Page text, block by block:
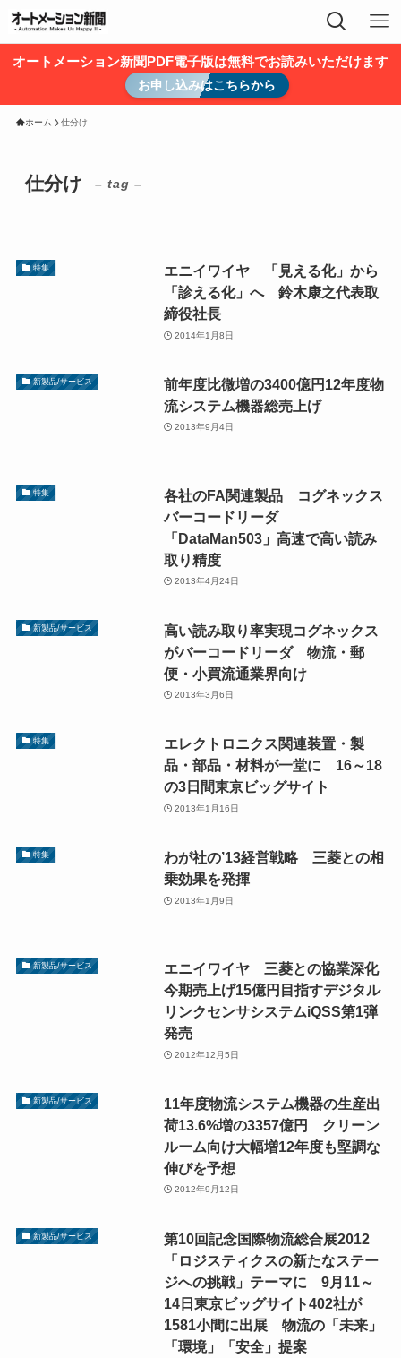
オートメーション新聞PDF電子版は無料でお読みいただけます
お申し込みはこちらから
ホーム 仕分け
仕分け – tag –
特集
エニイワイヤ 「見える化」から
「診える化」へ 鈴木康之代表取
締役社長
2014年1月8日
新製品/サービス
前年度比微増の3400億円12年度物
流システム機器総売上げ
2013年9月4日
特集
各社のFA関連製品 コグネックス
バーコードリーダ
「DataMan503」高速で高い読み
取り精度
2013年4月24日
新製品/サービス
高い読み取り率実現コグネックス
がバーコードリーダ 物流・郵
便・小買流通業界向け
2013年3月6日
特集
エレクトロニクス関連装置・製
品・部品・材料が一堂に 16～18
の3日間東京ビッグサイト
2013年1月16日
特集
わが社の’13経営戦略 三菱との相
乗効果を発揮
2013年1月9日
新製品/サービス
エニイワイヤ 三菱との協業深化
今期売上げ15億円目指すデジタル
リンクセンサシステムiQSS第1弾
発売
2012年12月5日
新製品/サービス
11年度物流システム機器の生産出
荷13.6%増の3357億円 クリーン
ルーム向け大幅増12年度も堅調な
伸びを予想
2012年9月12日
新製品/サービス
第10回記念国際物流総合展2012
「ロジスティクスの新たなステー
ジへの挑戦」テーマに 9月11～
14日東京ビッグサイト402社が
1581小間に出展 物流の「未来」
「環境」「安全」提案